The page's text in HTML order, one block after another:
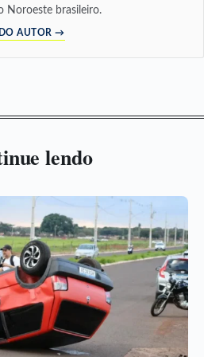
Noroeste brasileiro.
AUTOR →
lendo